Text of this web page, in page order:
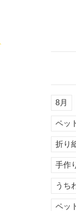
8月
ペッ
折り
手作
うち
ペッ